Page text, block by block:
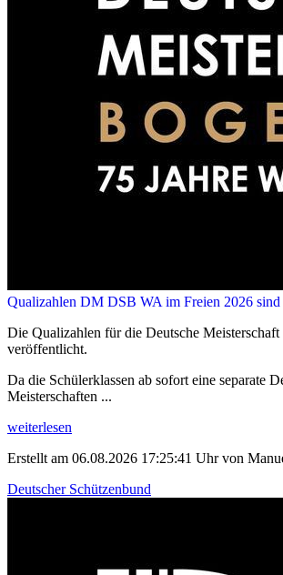
Qualizahlen DM DSB WA im Freien 2026
Die Qualizahlen für die Deutsche
veröffentlicht.
Da die Schülerklassen ab sofort eine separate
Meisterschaften ...
weiterlesen
Erstellt am 06.08.2026 17:25:41 Uhr von
Deutscher Schützenbund